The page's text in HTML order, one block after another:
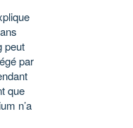
peut
par
que
n’a